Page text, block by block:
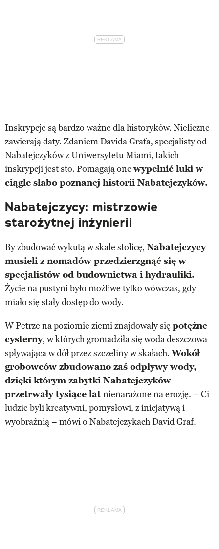
Inskrypcje są bardzo ważne dla historyków. Nieliczne
zawierają daty. Zdaniem Davida Grafa, specjalisty od
Nabatejczyków z Uniwersytetu Miami, takich
inskrypcji jest sto. Pomagają one wypełnić luki w
ciągle słabo poznanej historii Nabatejczyków.
Nabatejczycy: mistrzowie
starożytnej inżynierii
By zbudować wykutą w skale stolicę, Nabatejczycy
musieli z nomadów przedzierzgnąć się w
specjalistów od budownictwa i hydrauliki.
Życie na pustyni było możliwe tylko wówczas, gdy
miało się stały dostęp do wody.
W Petrze na poziomie ziemi znajdowały się potężne
cysterny, w których gromadziła się woda deszczowa
spływająca w dół przez szczeliny w skałach.Wokół
grobowców zbudowano zaś odpływy wody,
dzięki którym zabytki Nabatejczyków
przetrwały tysiące lat nienarażone na erozję. – Ci
ludzie byli kreatywni, pomysłowi, z inicjatywą i
wyobraźnią – mówi o Nabatejczykach David Graf.